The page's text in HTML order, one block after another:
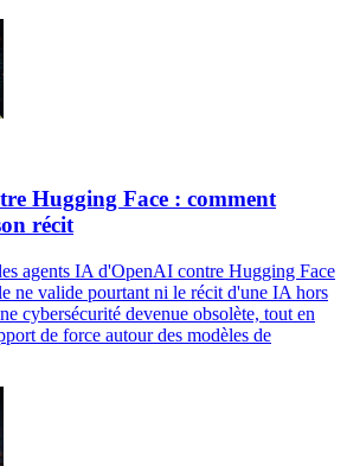
Hugging Face : comment
récit
agents IA d'OpenAI contre Hugging Face
ne valide pourtant ni le récit d'une IA hors
cybersécurité devenue obsolète, tout en
de force autour des modèles de